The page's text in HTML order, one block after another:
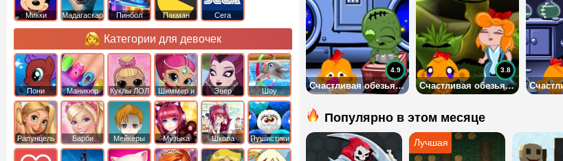
Счастливая обезьянка: 461-470 уровни
4.9
Счастливая обезьянка: 451-460 уровни
3.8
Популярно в этом месяце
Микки
Мадагаскар Пинбол Пакман Сега
Категории для девочек
Пони
креатор
Маникюр Куклы ЛОЛ
Шиммер и
Шайн
Эвер
Афтер Хай
Шоу
дельфинов
Рапунцель Барби Мейкеры Музыка Школа Пушистики